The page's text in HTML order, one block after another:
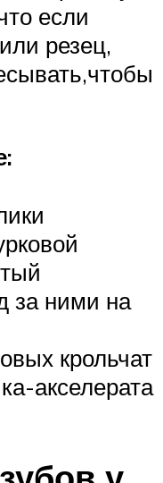
если
резец,
за ними на
крольчат
акселерата